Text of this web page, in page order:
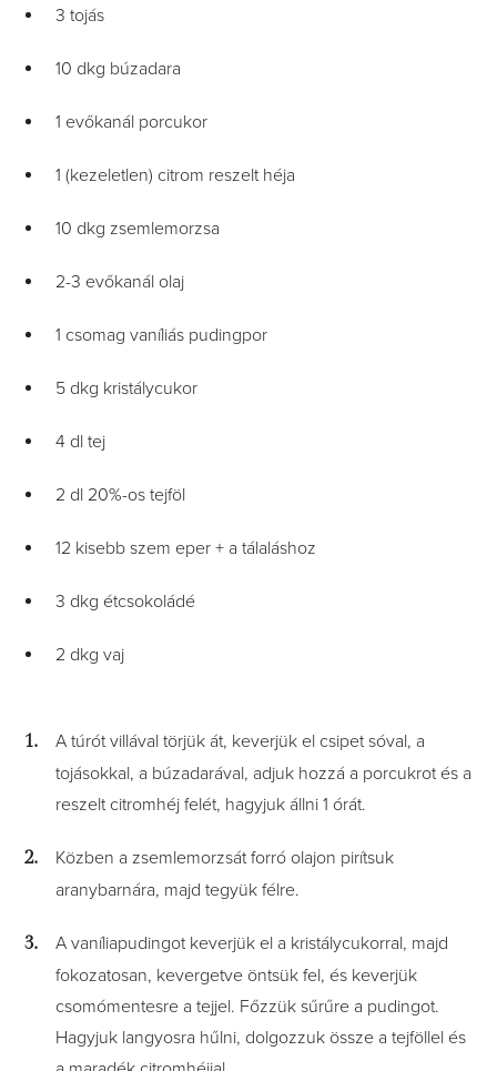
3 tojás
10 dkg búzadara
1 evőkanál porcukor
1 (kezeletlen) citrom reszelt héja
10 dkg zsemlemorzsa
2-3 evőkanál olaj
1 csomag vaníliás pudingpor
5 dkg kristálycukor
4 dl tej
2 dl 20%-os tejföl
12 kisebb szem eper + a tálaláshoz
3 dkg étcsokoládé
2 dkg vaj
A túrót villával törjük át, keverjük el csipet sóval, a
tojásokkal, a búzadarával, adjuk hozzá a porcukrot és a
reszelt citromhéj felét, hagyjuk állni 1 órát.
Közben a zsemlemorzsát forró olajon pirítsuk
aranybarnára, majd tegyük félre.
A vaníliapudingot keverjük el a kristálycukorral, majd
fokozatosan, kevergetve öntsük fel, és keverjük
csomómentesre a tejjel. Főzzük sűrűre a pudingot.
Hagyjuk langyosra hűlni, dolgozzuk össze a tejföllel és